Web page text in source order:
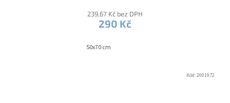
239,67 Kč bez DPH
290 Kč
50x70 cm
Kód:2001972